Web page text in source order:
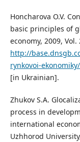
Honcharova O.V.
basic principles of
economy, 2009, Vol.
http://
rynkovoi-
[in Ukrainian].
Zhukov S.A.
process in
international
Uzhhorod